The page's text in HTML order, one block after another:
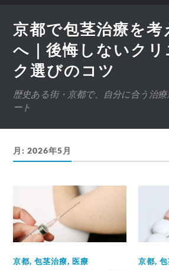
京都で包茎治療を考
へ｜後悔しないクリ
ク選びのコツ
歴史ある街・京都で、自分に合う治
ート
月:2026年5月
京都,包茎治療, 医療 京都,